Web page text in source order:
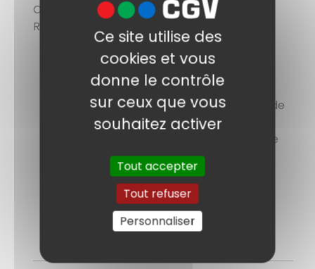
Code sage : 77755601
Référence : DS-2CD4126FWD-IZ
Dôme IP
Résolution de 2 Mpx
Objectif varifocale de 2,8 à 12 mm
WDR (contraste dynamique - gestion de
contre jour)
DarkFighter (capteur sensible en faible
luminosité)
LEDs infra-rouge
Protection IK10
Alimentation 12VDC/PoE
Ce site utilise des
cookies et vous
donne le contrôle
sur ceux que vous
souhaitez activer
Tout accepter
Tout refuser
Personnaliser